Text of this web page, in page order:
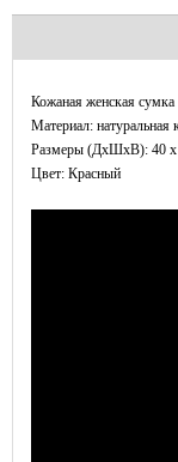
Кожаная женская сумка
Материал: натуральная
Размеры (ДxШхВ): 40 x
Цвет: Красный